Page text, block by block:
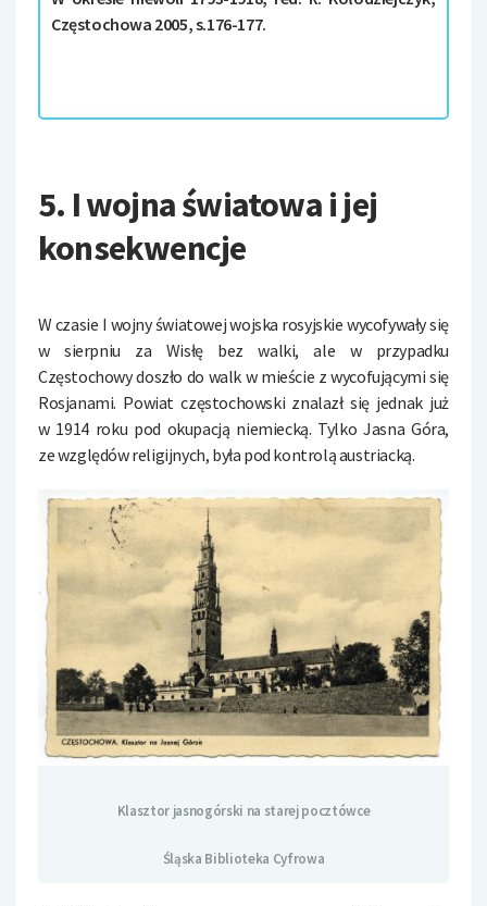
Częstochowa 2005, s.176-177.
5. I wojna światowa i jej
konsekwencje
W czasie I wojny światowej wojska rosyjskie wycofywały się
w sierpniu za Wisłę bez walki, ale w przypadku
Częstochowy doszło do walk w mieście z wycofującymi się
Rosjanami. Powiat częstochowski znalazł się jednak już
w 1914 roku pod okupacją niemiecką. Tylko Jasna Góra,
ze względów religijnych, była pod kontrolą austriacką.
Klasztor jasnogórski na starej pocztówce
Śląska Biblioteka Cyfrowa